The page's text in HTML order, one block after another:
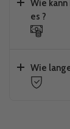
Wie
es ?
Wie